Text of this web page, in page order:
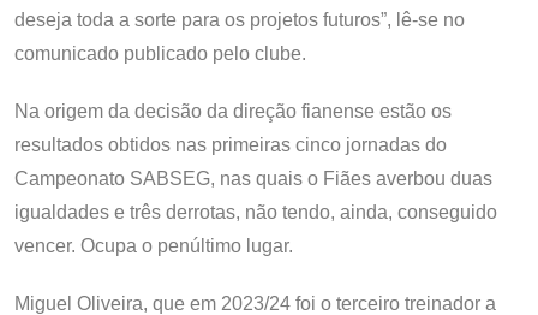
deseja toda a sorte para os projetos futuros”, lê-se no
comunicado publicado pelo clube.
Na origem da decisão da direção fianense estão os
resultados obtidos nas primeiras cinco jornadas do
Campeonato SABSEG, nas quais o Fiães averbou duas
igualdades e três derrotas, não tendo, ainda, conseguido
vencer. Ocupa o penúltimo lugar.
Miguel Oliveira, que em 2023/24 foi o terceiro treinador a